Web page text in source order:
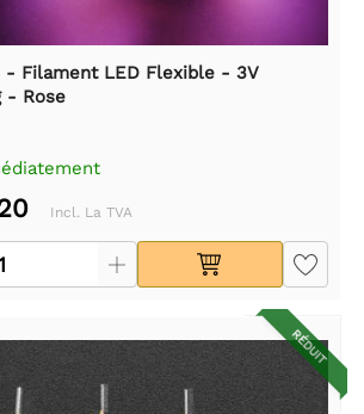
- Filament LED Flexible - 3V
- Rose
Incl. La TVA
RÉDUIT